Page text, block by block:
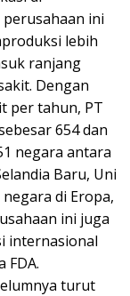
perusahaan ini
lebih
ranjang
Dengan
per tahun, PT
654 dan
negara antara
Baru, Uni
di Eropa,
ini juga
internasional
FDA.
turut